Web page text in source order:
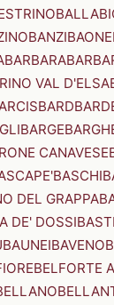
BANZIBAONE
BARBARA
VAL D'ELSA
BARD
BARGE
CANAVESE
BASCHI
DEL GRAPPA
DE' DOSSI
BAUNEIBAVENO
BELFORTE